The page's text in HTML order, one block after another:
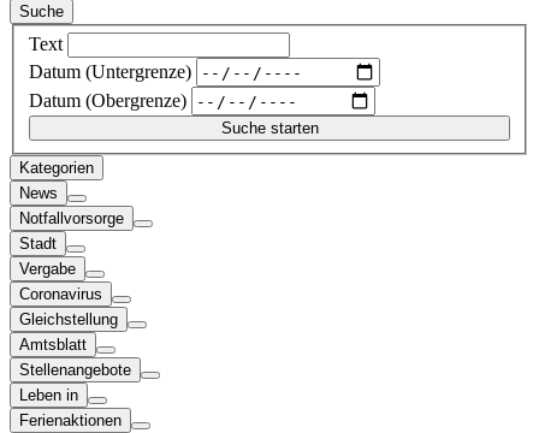
Suche
Text
Datum (Untergrenze)
Datum (Obergrenze)
Kategorien
News
Notfallvorsorge
Stadt
Vergabe
Coronavirus
Gleichstellung
Amtsblatt
Stellenangebote
Leben in
Ferienaktionen